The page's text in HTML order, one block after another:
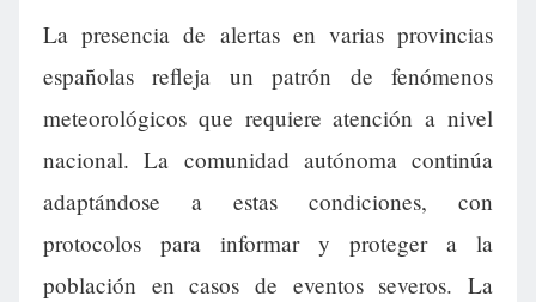
La presencia de alertas en varias provincias
españolas refleja un patrón de fenómenos
meteorológicos que requiere atención a nivel
nacional. La comunidad autónoma continúa
adaptándose a estas condiciones, con
protocolos para informar y proteger a la
población en casos de eventos severos. La